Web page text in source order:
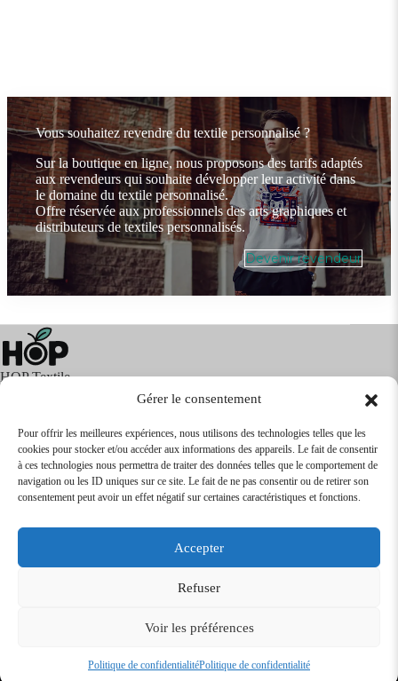
Gérer le consentement
Pour offrir les meilleures expériences, nous utilisons des technologies telles que les
cookies pour stocker et/ou accéder aux informations des appareils. Le fait de consentir
à ces technologies nous permettra de traiter des données telles que le comportement de
navigation ou les ID uniques sur ce site. Le fait de ne pas consentir ou de retirer son
consentement peut avoir un effet négatif sur certaines caractéristiques et fonctions.
Accepter
Refuser
Voir les préférences
Politique de confidentialitéPolitique de confidentialité
Vous souhaitez revendre du textile personnalisé ?
Sur la boutique en ligne, nous proposons des tarifs adaptés
aux revendeurs qui souhaite développer leur activité dans
le domaine du textile personnalisé.
Offre réservée aux professionnels des arts graphiques et
distributeurs de textiles personnalisés.
Devenir revendeur
HOP Textile
Textile Articles Publicitaires
Infos
Boutique en ligne
Express 24H
Tarifs Revendeurs